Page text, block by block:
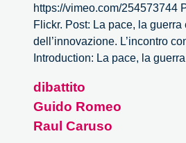
https://vimeo.com/254573744
Flickr. Post: La pace, la guerra
dell’innovazione. L’incontro
Introduction: La pace, la
dibattito
Guido Romeo
Raul Caruso